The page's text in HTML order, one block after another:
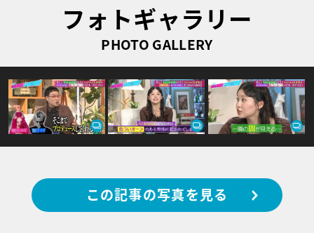
フォトギャラリー
PHOTO GALLERY
この記事の写真を見る